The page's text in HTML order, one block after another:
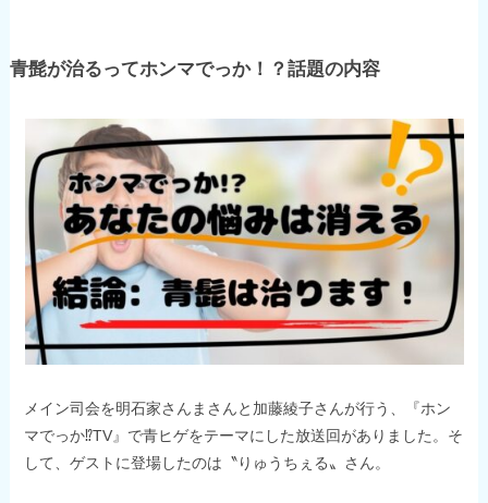
青髭が治るってホンマでっか！？話題の内容
メイン司会を明石家さんまさんと加藤綾子さんが行う、『ホン
マでっか⁉TV』で青ヒゲをテーマにした放送回がありました。そ
して、ゲストに登場したのは〝りゅうちぇる〟さん。